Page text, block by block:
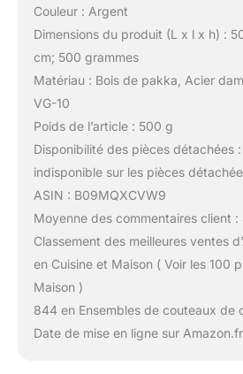
Couleur : Argent
Dimensions du produit (L x l x h) :
cm; 500 grammes
Matériau : Bois de pakka, Acier
VG-10
Poids de l’article : 500 g
Disponibilité des pièces détachées
indisponible sur les pièces
ASIN : B09MQXCVW9
Moyenne des commentaires client
Classement des meilleures ventes
en Cuisine et Maison ( Voir les 100
Maison )
844 en Ensembles de couteaux de
Date de mise en ligne sur